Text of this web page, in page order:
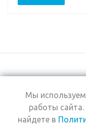
+7 (495) 969-0950
2026 © Интернет-
Мы
работы
найдете в